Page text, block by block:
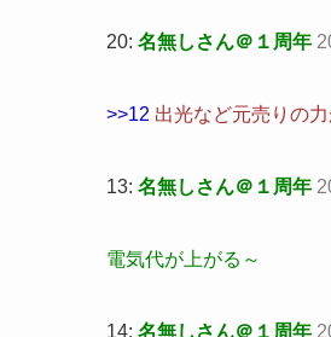
20: 名無しさん＠１周年
>>12 出光など元売りの力
13: 名無しさん＠１周年
電気代が上がる～
14: 名無しさん＠１周年